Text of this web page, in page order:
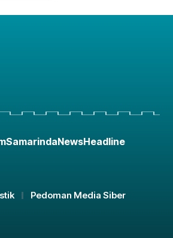
SamarindaNewsHeadline
Pedoman Media Siber